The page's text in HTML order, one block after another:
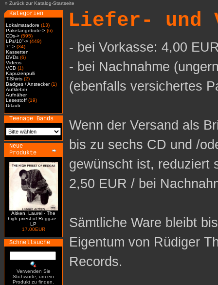
» Zurück zur Katalog-Startseite
Kategorien
Lokalmatadore (13)
Paketangebote-> (6)
CDs-> (595)
LPs/10"-> (449)
7"-> (34)
Kassetten
DVDs (6)
Videos
VCD (1)
Kapuzenpulli
T-Shirts (2)
Badges / Anstecker(1)
Aufkleber
Aufnäher
Lesestoff (19)
Urlaub
Teenage Bands
Neue
Produkte
Aitken, Laurel - The
high priest of Reggae -
LP
17.00EUR
Schnellsuche
Verwenden Sie
Stichworte, um ein
Produkt zu finden.
Liefer- und
- bei Vorkasse: 4,00
- bei Nachnahme
(ebenfalls versichertes
Wenn der Versand als
bis zu sechs CD und /
gewünscht ist, reduziert
2,50 EUR / bei
Sämtliche Ware bleibt
Eigentum von Rüdiger
Records.